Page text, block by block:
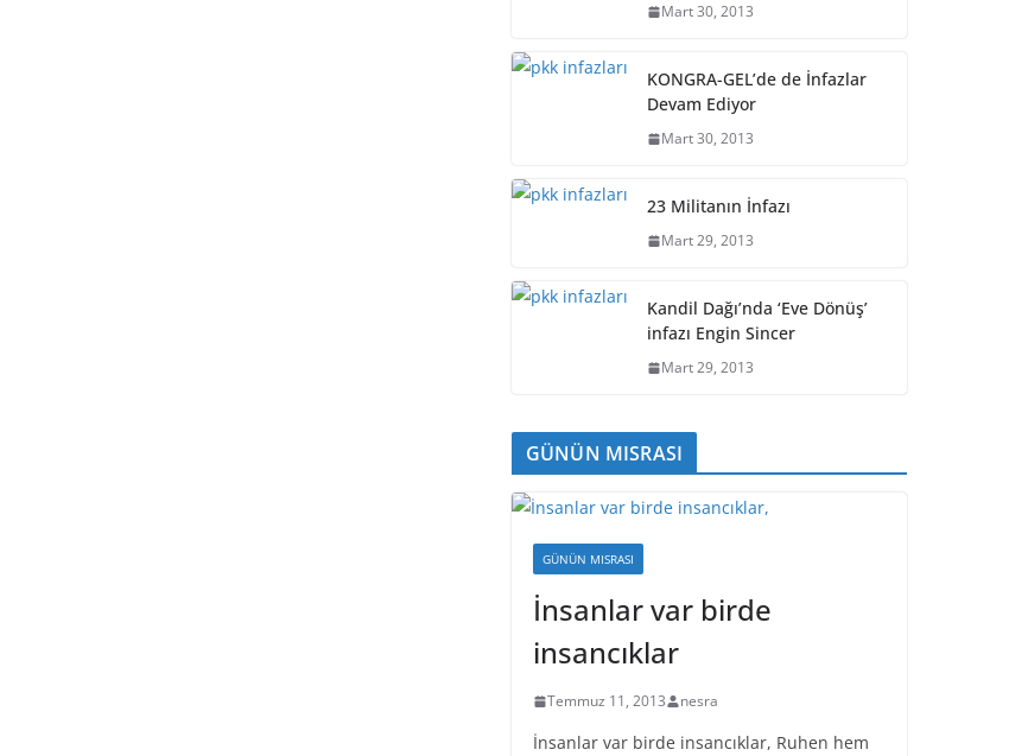
Mart 30, 2013
KONGRA-GEL’de de İnfazlar
Devam Ediyor
Mart 30, 2013
23 Militanın İnfazı
Mart 29, 2013
Kandil Dağı’nda ‘Eve Dönüş’
infazı Engin Sincer
Mart 29, 2013
GÜNÜN MISRASI
GÜNÜN MISRASI
İnsanlar var birde
insancıklar
Temmuz 11, 2013 nesra
İnsanlar var birde insancıklar, Ruhen hem